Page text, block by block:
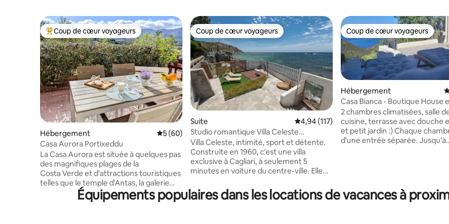
Coups de cœur voyageurs les plus appréciés
Coup de cœur voyageurs
Hébergement Évaluation moyenne sur la base de 60 commentaires : 5 sur 5
5 (60)
Casa Aurora Portixeddu
La Casa Aurora est située à quelques pas
des magnifiques plages de la
Costa Verde et d'attractions touristiques
telles que le temple d'Antas, la galerie
Henry et la grotte de Su Mannau. Elle
dispose d’une grande véranda offrant
Coup de cœur voyageurs
Coup de cœur voyageurs
Suite Évaluation moyenne sur la base de 117
4,94 (117)
Studio romantique Villa Celeste
Sardaigne
Villa Celeste, intimité, sport et détente.
Construite en 1960, c'est une villa
exclusive à Cagliari, à seulement 5
minutes en voiture du centre-ville. Elle
accès direct à la plage de Cala Bernat, en
passant par les rochers. Les collines
Coup de cœur voyageurs
Coup de cœur voyageurs
Hébergement
Casa Bianca - Boutique House
Sardaigne !
2 chambres climatisées, salle
cuisine, terrasse avec douche
et petit jardin :) Chaque
d'une entrée séparée. Jusqu'à
serviettes de plage, une
Équipements populaires dans les locations de vacances à